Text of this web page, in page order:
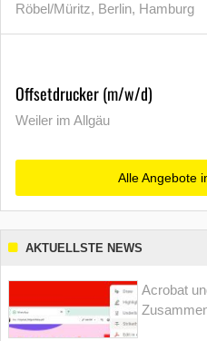
Röbel/Müritz, Berlin, Hamburg
Offsetdrucker (m/w/d)
Weiler im Allgäu
Alle Angebote
AKTUELLSTE NEWS
Acrobat